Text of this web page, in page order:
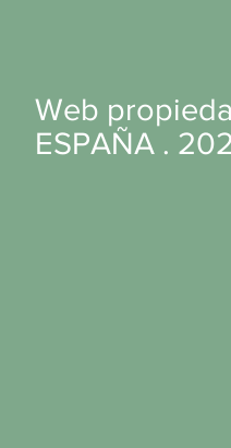
Web
ESPAÑA .